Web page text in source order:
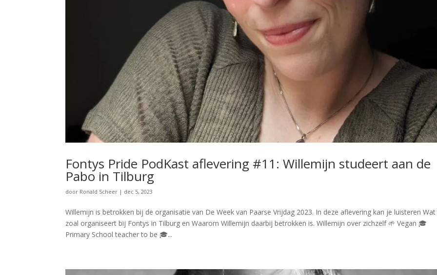
Fontys Pride PodKast aflevering #11: Willemijn studeert aan de
Pabo in Tilburg
door Ronald Scheer | dec 5, 2023
Willemijn is betrokken bij de organisatie van De Week van Paarse Vrijdag 2023. In deze aflevering kan je luisteren
zoal organiseert bij Fontys in Tilburg en Waarom Willemijn daarbij betrokken is. Willemijn over zichzelf 🌱 Vegan 🎓
Primary School teacher to be 🎓...